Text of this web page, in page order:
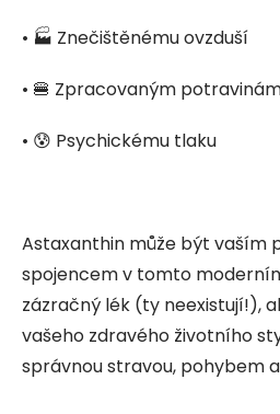
• 🏭 Znečištěnému ovzduší
• 🍔 Zpracovaným
• 😰 Psychickému tlaku
Astaxanthin může být vaším
spojencem v tomto
zázračný lék (ty neexistují!),
vašeho zdravého životního
správnou stravou, pohybem